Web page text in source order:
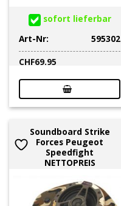
sofort lieferbar
Art-Nr:
595302
CHF69.95
Soundboard Strike
Forces Peugeot
Speedfight
NETTOPREIS